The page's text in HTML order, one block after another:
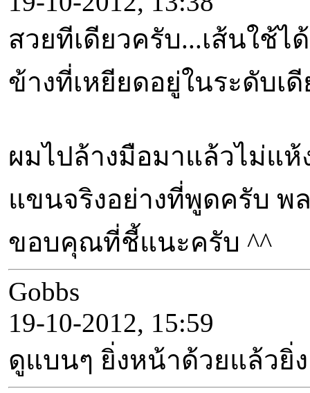
สวยทีเดียวครับ...เส้นใช้
ข้างที่เหยียดอยู่ในระดับ
ผมไปล้างมือมาแล้วไม่แห้
แขนจริงอย่างที่พูดครับ พ
ขอบคุณที่ชี้แนะครับ ^^
Gobbs
19-10-2012, 15:59
ดูแบนๆ ยิ่งหน้าด้วยแล้วยิ่